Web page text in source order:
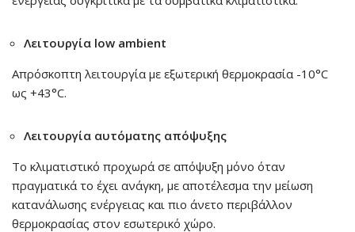
Λειτουργία low ambient
Απρόσκοπτη λειτουργία με εξωτερική θερμοκρασία -10°C
ως +43°C.
Λειτουργία αυτόματης απόψυξης
Το κλιματιστικό προχωρά σε απόψυξη μόνο όταν
πραγματικά το έχει ανάγκη, με αποτέλεσμα την μείωση
κατανάλωσης ενέργειας και πιο άνετο περιβάλλον
θερμοκρασίας στον εσωτερικό χώρο.